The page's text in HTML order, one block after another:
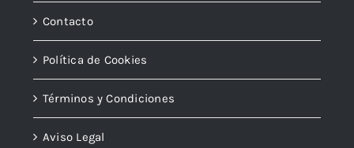
Contacto
Política de Cookies
Términos y Condiciones
Aviso Legal